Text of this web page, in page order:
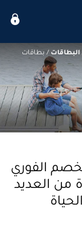
البطاقات / بطاقات
الفوري
من العديد